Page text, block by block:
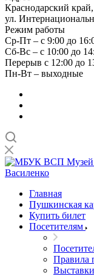
Краснодарский
ул.
Режим работы
Ср-Пт – с 9:00 до
Сб-Вс – с 10:00 до
Перерыв с 12:00 до
Пн-Вт – выходные
Главная
Пушкинская
Купить билет
Посетителям
Правила
Выставки